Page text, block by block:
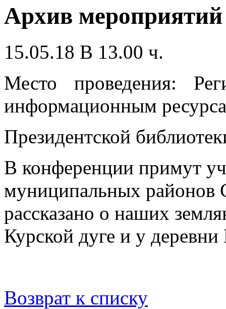
Архив мероприятий
15.05.18 В 13.00 ч.
Место проведения:
информационным
Президентской
В конференции примут
муниципальных районов
рассказано о наших
Курской дуге и у
Возврат к списку